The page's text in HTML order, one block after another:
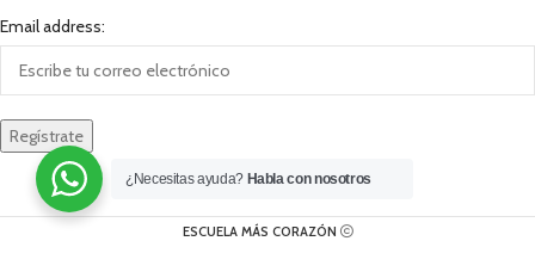
Email address:
ESCUELA MÁS CORAZÓN
¿Necesitas ayuda? Habla con nosotros